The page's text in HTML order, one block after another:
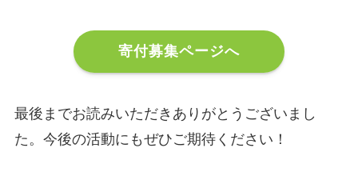
寄付募集ページへ
最後までお読みいただきありがとうございまし
た。今後の活動にもぜひご期待ください！